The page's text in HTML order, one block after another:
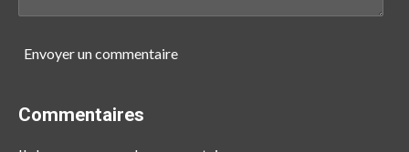
Envoyer un commentaire
Commentaires